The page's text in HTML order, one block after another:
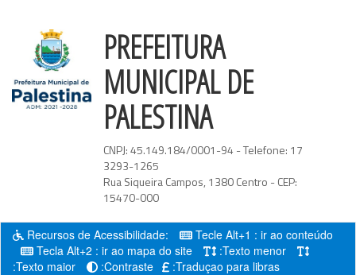
PREFEITURA
MUNICIPAL DE
PALESTINA
CNPJ:45.149.184/0001-94 - Telefone: 17
3293-1265
Rua Siqueira Campos, 1380Centro - CEP:
15470-000
Recursos de Acessibilidade:
Tecle Alt+1 : ir ao conteúdo
Tecla Alt+2 : ir ao mapa do site
:Texto menor
:Texto maior
:Contraste
:Traduçao para libras